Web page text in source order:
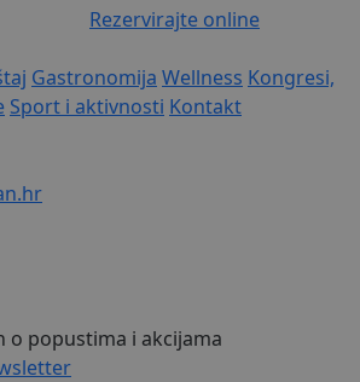
Rezervirajte online
Gastronomija Wellness Kongresi,
Sport i aktivnosti Kontakt
popustima i akcijama